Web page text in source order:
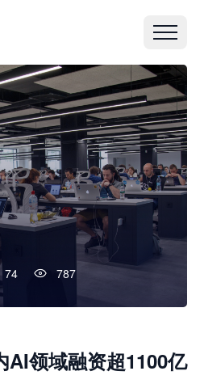
74 787
AI领域融资超1100亿